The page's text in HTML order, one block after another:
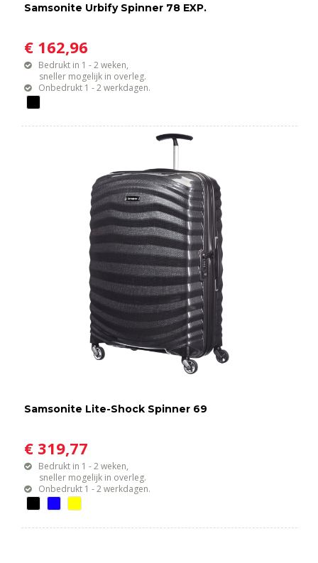
Samsonite Urbify Spinner 78 EXP.
€ 162,96
Bedrukt in 1 - 2 weken,
sneller mogelijk in overleg.
Onbedrukt 1 - 2 werkdagen.
Samsonite Lite-Shock Spinner 69
€ 319,77
Bedrukt in 1 - 2 weken,
sneller mogelijk in overleg.
Onbedrukt 1 - 2 werkdagen.